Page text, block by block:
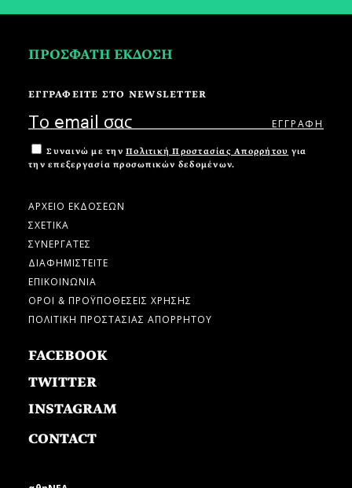
ΠΡΟΣΦΑΤΗ ΕΚΔΟΣΗ
ΕΓΓΡΑΦΕΙΤΕ ΣΤΟ NEWSLETTER
Συναινώ με την Πολιτική Προστασίας Απορρήτου για
την επεξεργασία προσωπικών δεδομένων.
ΑΡΧΕΙΟ ΕΚΔΟΣΕΩΝ
ΣΧΕΤΙΚΑ
ΣΥΝΕΡΓΑΤΕΣ
ΔΙΑΦΗΜΙΣΤΕΙΤΕ
ΕΠΙΚΟΙΝΩΝΙΑ
ΟΡΟΙ & ΠΡΟΫΠΟΘΕΣΕΙΣ ΧΡΗΣΗΣ
ΠΟΛΙΤΙΚΗ ΠΡΟΣΤΑΣΙΑΣ ΑΠΟΡΡΗΤΟΥ
FACEBOOK
TWITTER
INSTAGRAM
CONTACT